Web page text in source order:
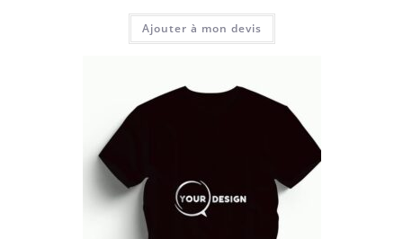
Ajouter à mon devis